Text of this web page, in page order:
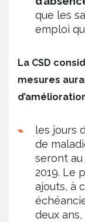
que les
emploi
La CSD
mesures
les jours
de
seront
2019. Le
ajouts, à
deux ans,